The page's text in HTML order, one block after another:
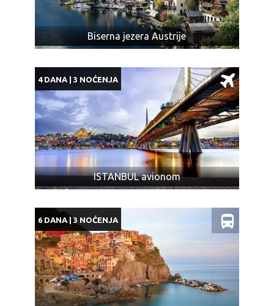
Biserna jezera Austrije
ISTANBUL avionom
4 DANA | 3 NOĆENJA
6 DANA | 3 NOĆENJA